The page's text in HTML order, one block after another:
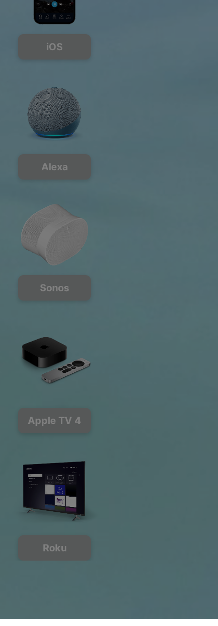
iOS
Alexa
Sonos
Apple TV 4
Roku